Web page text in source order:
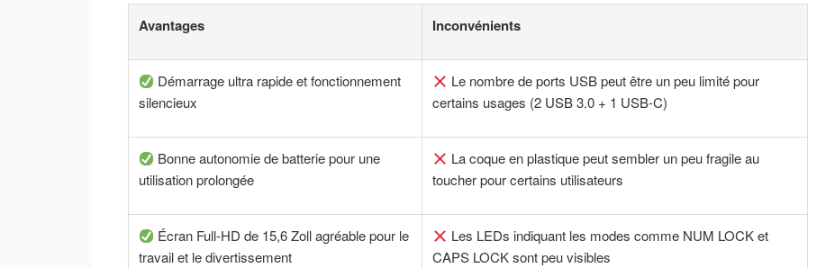
Avantages Inconvénients
Démarrage ultra rapide et fonctionnement
silencieux
Le nombre de ports USB peut être un peu limité pour
certains usages (2 USB 3.0 + 1 USB-C)
Bonne autonomie de batterie pour une
utilisation prolongée
La coque en plastique peut sembler un peu fragile au
toucher pour certains utilisateurs
Écran Full-HD de 15,6 Zoll agréable pour le
travail et le divertissement
Les LEDs indiquant les modes comme NUM LOCK et
CAPS LOCK sont peu visibles